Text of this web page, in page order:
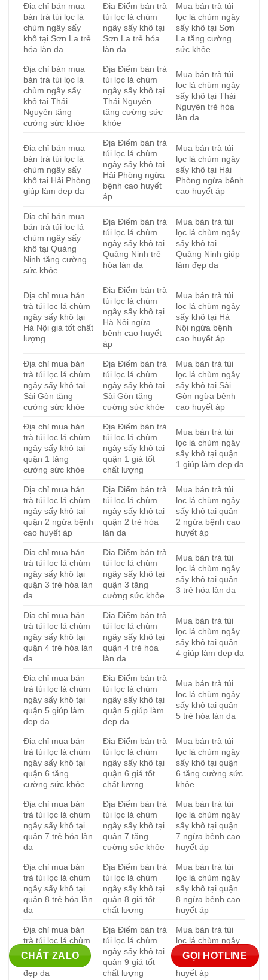
Địa chỉ bán mua
bán trà túi lọc lá
chùm ngây sấy
khô tại Sơn La trẻ
hóa làn da
Địa Điểm bán trà
túi lọc lá chùm
ngây sấy khô tại
Sơn La trẻ hóa
làn da
Mua bán trà túi
lọc lá chùm ngây
sấy khô tại Sơn
La tăng cường
sức khỏe
Địa chỉ bán mua
bán trà túi lọc lá
chùm ngây sấy
khô tại Thái
Nguyên tăng
cường sức khỏe
Địa Điểm bán trà
túi lọc lá chùm
ngây sấy khô tại
Thái Nguyên
tăng cường sức
khỏe
Mua bán trà túi
lọc lá chùm ngây
sấy khô tại Thái
Nguyên trẻ hóa
làn da
Địa chỉ bán mua
bán trà túi lọc lá
chùm ngây sấy
khô tại Hải Phòng
giúp làm đẹp da
Địa Điểm bán trà
túi lọc lá chùm
ngây sấy khô tại
Hải Phòng ngừa
bệnh cao huyết
áp
Mua bán trà túi
lọc lá chùm ngây
sấy khô tại Hải
Phòng ngừa bệnh
cao huyết áp
Địa chỉ bán mua
bán trà túi lọc lá
chùm ngây sấy
khô tại Quảng
Ninh tăng cường
sức khỏe
Địa Điểm bán trà
túi lọc lá chùm
ngây sấy khô tại
Quảng Ninh trẻ
hóa làn da
Mua bán trà túi
lọc lá chùm ngây
sấy khô tại
Quảng Ninh giúp
làm đẹp da
Địa chỉ mua bán
trà túi lọc lá chùm
ngây sấy khô tại
Hà Nội giá tốt chất
lượng
Địa Điểm bán trà
túi lọc lá chùm
ngây sấy khô tại
Hà Nội ngừa
bệnh cao huyết
áp
Mua bán trà túi
lọc lá chùm ngây
sấy khô tại Hà
Nội ngừa bệnh
cao huyết áp
Địa chỉ mua bán
trà túi lọc lá chùm
ngây sấy khô tại
Sài Gòn tăng
cường sức khỏe
Địa Điểm bán trà
túi lọc lá chùm
ngây sấy khô tại
Sài Gòn tăng
cường sức khỏe
Mua bán trà túi
lọc lá chùm ngây
sấy khô tại Sài
Gòn ngừa bệnh
cao huyết áp
Địa chỉ mua bán
trà túi lọc lá chùm
ngây sấy khô tại
quận 1 tăng
cường sức khỏe
Địa Điểm bán trà
túi lọc lá chùm
ngây sấy khô tại
quận 1 giá tốt
chất lượng
Mua bán trà túi
lọc lá chùm ngây
sấy khô tại quận
1 giúp làm đẹp da
Địa chỉ mua bán
trà túi lọc lá chùm
ngây sấy khô tại
quận 2 ngừa bệnh
cao huyết áp
Địa Điểm bán trà
túi lọc lá chùm
ngây sấy khô tại
quận 2 trẻ hóa
làn da
Mua bán trà túi
lọc lá chùm ngây
sấy khô tại quận
2 ngừa bệnh cao
huyết áp
Địa chỉ mua bán
trà túi lọc lá chùm
ngây sấy khô tại
quận 3 trẻ hóa làn
da
Địa Điểm bán trà
túi lọc lá chùm
ngây sấy khô tại
quận 3 tăng
cường sức khỏe
Mua bán trà túi
lọc lá chùm ngây
sấy khô tại quận
3 trẻ hóa làn da
Địa chỉ mua bán
trà túi lọc lá chùm
ngây sấy khô tại
quận 4 trẻ hóa làn
da
Địa Điểm bán trà
túi lọc lá chùm
ngây sấy khô tại
quận 4 trẻ hóa
làn da
Mua bán trà túi
lọc lá chùm ngây
sấy khô tại quận
4 giúp làm đẹp da
Địa chỉ mua bán
trà túi lọc lá chùm
ngây sấy khô tại
quận 5 giúp làm
đẹp da
Địa Điểm bán trà
túi lọc lá chùm
ngây sấy khô tại
quận 5 giúp làm
đẹp da
Mua bán trà túi
lọc lá chùm ngây
sấy khô tại quận
5 trẻ hóa làn da
Địa chỉ mua bán
trà túi lọc lá chùm
ngây sấy khô tại
quận 6 tăng
cường sức khỏe
Địa Điểm bán trà
túi lọc lá chùm
ngây sấy khô tại
quận 6 giá tốt
chất lượng
Mua bán trà túi
lọc lá chùm ngây
sấy khô tại quận
6 tăng cường sức
khỏe
Địa chỉ mua bán
trà túi lọc lá chùm
ngây sấy khô tại
quận 7 trẻ hóa làn
da
Địa Điểm bán trà
túi lọc lá chùm
ngây sấy khô tại
quận 7 tăng
cường sức khỏe
Mua bán trà túi
lọc lá chùm ngây
sấy khô tại quận
7 ngừa bệnh cao
huyết áp
Địa chỉ mua bán
trà túi lọc lá chùm
ngây sấy khô tại
quận 8 trẻ hóa làn
da
Địa Điểm bán trà
túi lọc lá chùm
ngây sấy khô tại
quận 8 giá tốt
chất lượng
Mua bán trà túi
lọc lá chùm ngây
sấy khô tại quận
8 ngừa bệnh cao
huyết áp
Địa chỉ mua bán
trà túi lọc lá chùm
ngây sấy khô tại
quận 9 giúp làm
đẹp da
Địa Điểm bán trà
túi lọc lá chùm
ngây sấy khô tại
quận 9 giá tốt
chất lượng
Mua bán trà túi
lọc lá chùm ngây
sấy khô tại quận
9 ngừa bệnh cao
huyết áp
CHÁT ZALO GỌI HOTLINE